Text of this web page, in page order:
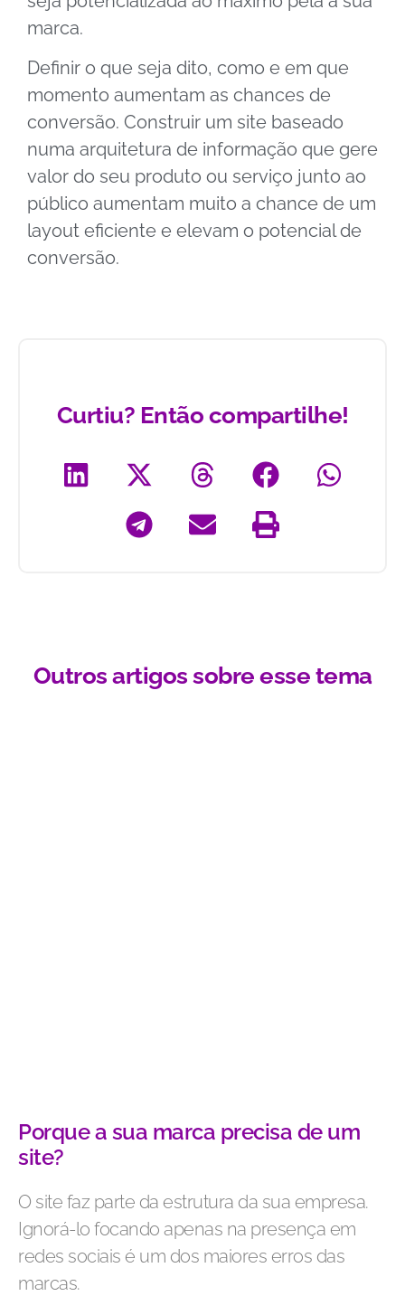
marca.
Definir o que seja dito, como e em que
momento aumentam as chances de
conversão. Construir um site baseado
numa arquitetura de informação que gere
valor do seu produto ou serviço junto ao
público aumentam muito a chance de um
layout eficiente e elevam o potencial de
conversão.
Curtiu? Então compartilhe!
Outros artigos sobre esse tema
Porque a sua marca precisa de um
site?
O site faz parte da estrutura da sua empresa.
Ignorá-lo focando apenas na presença em
redes sociais é um dos maiores erros das
marcas.